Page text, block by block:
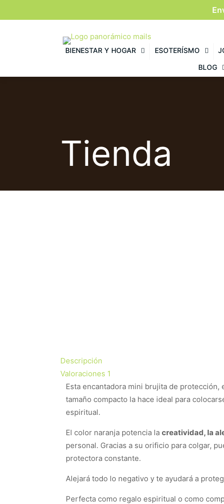
BIENESTAR Y HOGAR ESOTERÍSMO
BLOG
Tienda
Descripción
Valoraciones 1
Esta encantadora mini brujita de
tamaño compacto la hace ideal para
espiritual.
El color naranja potencia la creatividad, la
personal. Gracias a su orificio para colgar,
protectora constante.
Alejará todo lo negativo y te ayudará a
Perfecta como regalo espiritual o como